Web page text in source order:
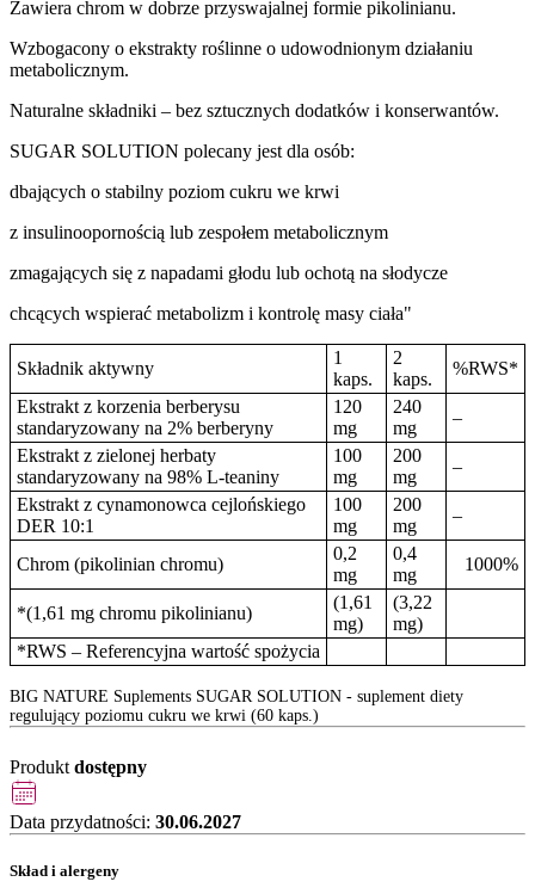
Zawiera chrom w dobrze przyswajalnej formie pikolinianu.
Wzbogacony o ekstrakty roślinne o udowodnionym działaniu
metabolicznym.
Naturalne składniki – bez sztucznych dodatków i konserwantów.
SUGAR SOLUTION polecany jest dla osób:
dbających o stabilny poziom cukru we krwi
z insulinoopornością lub zespołem metabolicznym
zmagających się z napadami głodu lub ochotą na słodycze
chcących wspierać metabolizm i kontrolę masy ciała"
Składnik aktywny
1
kaps.
2
kaps.
%RWS*
Ekstrakt z korzenia berberysu
standaryzowany na 2% berberyny
120
mg
240
mg
–
Ekstrakt z zielonej herbaty
standaryzowany na 98% L-teaniny
100
mg
200
mg
–
Ekstrakt z cynamonowca cejlońskiego
DER 10:1
100
mg
200
mg
–
Chrom (pikolinian chromu)
0,2
mg
0,4
mg
1000%
*(1,61 mg chromu pikolinianu)
(1,61
mg)
(3,22
mg)
*RWS – Referencyjna wartość spożycia
BIG NATURE Suplements SUGAR SOLUTION - suplement diety
regulujący poziomu cukru we krwi (60 kaps.)
Produkt dostępny
Data przydatności: 30.06.2027
Skład i alergeny